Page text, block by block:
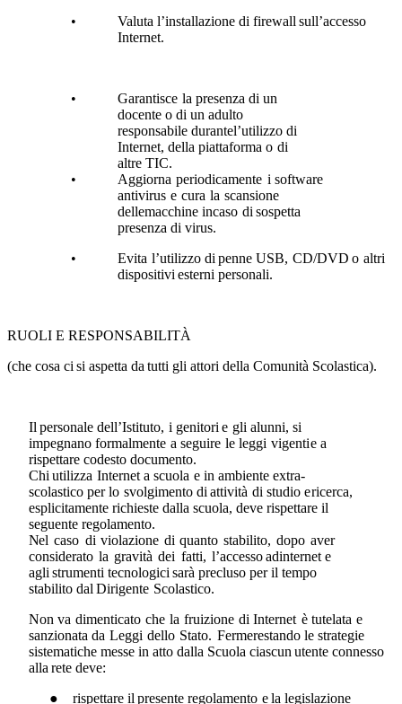
•
Valuta l’installazione di firewall sull’accesso
Internet.
• Garantisce la presenza di un
docente o di un adulto
responsabile durantel’utilizzo di
Internet, della piattaforma o di
altre TIC.
•
Aggiorna periodicamente i software
antivirus e cura la scansione
dellemacchine incaso di sospetta
presenza di virus.
•
Evita l’utilizzo di penne USB, CD/DVD o altri
dispositivi esterni personali.
RUOLI E RESPONSABILITÀ
(che cosa ci si aspetta da tutti gli attori della Comunità Scolastica).
Il personale dell’Istituto, i genitori e gli alunni, si
impegnano formalmente a seguire le leggi vigentie a
rispettare codesto documento.
Chi utilizza Internet a scuola e in ambiente extra-
scolastico per lo svolgimento di attività di studio ericerca,
esplicitamente richieste dalla scuola, deve rispettare il
seguente regolamento.
Nel caso di violazione di quanto stabilito, dopo aver
considerato la gravità dei fatti, l’accessoadinternet e
agli strumenti tecnologici sarà precluso per il tempo
stabilito dal Dirigente Scolastico.
Non va dimenticato che la fruizione di Internet è tutelata e
sanzionata da Leggi dello Stato. Fermerestando le strategie
sistematiche messe in atto dalla Scuola ciascun utente connesso
alla rete deve:
●
rispettare il presente regolamento e la legislazione